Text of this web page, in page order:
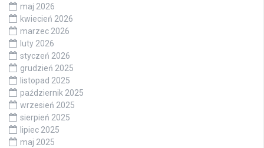
maj 2026
kwiecień 2026
marzec 2026
luty 2026
styczeń 2026
grudzień 2025
listopad 2025
październik 2025
wrzesień 2025
sierpień 2025
lipiec 2025
maj 2025